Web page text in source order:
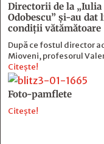
Directorii de la
Odobescu” și-au
condiții vătămătoare
După ce fostul director
Mioveni, profesorul
Citește!
Foto-pamflete
Citește!